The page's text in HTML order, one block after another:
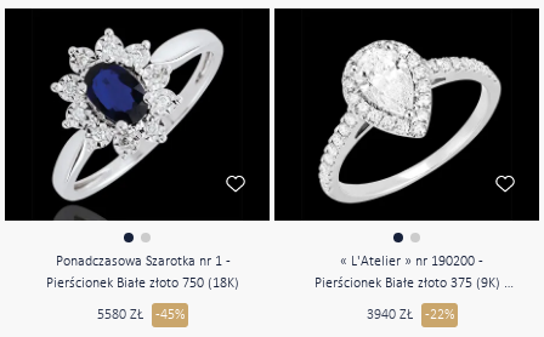
Ponadczasowa Szarotka nr 1 -
Pierścionek Białe złoto 750 (18K)
5580 ZŁ -45%
« L'Atelier » nr 190200 -
Pierścionek Białe złoto 375 (9K) -
Diament laboratoryjny Gruszka 0.5
karat - Korona z kamieni Diament
3940 ZŁ -22%